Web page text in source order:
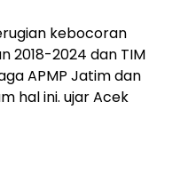
kebocoran
2018-2024 dan TIM
APMP Jatim dan
hal ini. ujar Acek